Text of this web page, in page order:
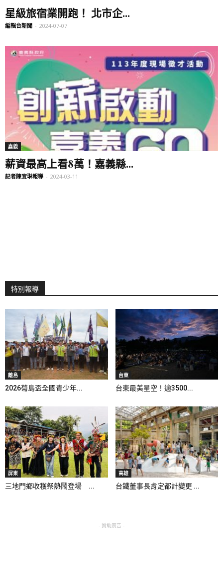
星級旅宿業開跑！ 北市企...
編輯台新聞 - 2024-07-07
嘉義
薪資最高上看8萬！嘉義縣...
記者陳宜琳報導 - 2024-03-11
特別報導
離島
2026菊島盃全國青少年...
台東
台東最美星空！逾3500...
屏東
三地門鄉收穫祭熱鬧登場 ...
高雄
台鐵董事長肯定都計變更 ...
- 贊助廣告 -